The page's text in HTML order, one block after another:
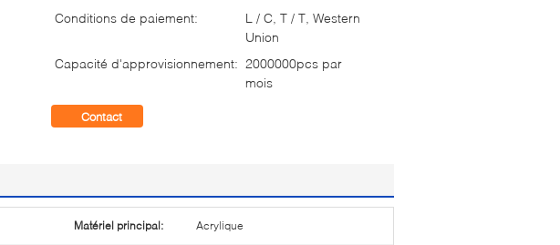
Conditions de paiement:
L / C, T / T, Western
Union
Capacité d'approvisionnement: 2000000pcs par
mois
Contact
Matériel principal: Acrylique